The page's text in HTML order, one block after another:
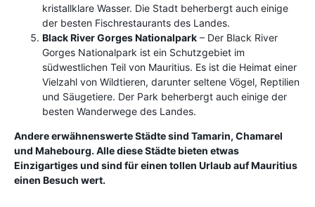
kristallklare Wasser. Die Stadt beherbergt auch einige
der besten Fischrestaurants des Landes.
Black River Gorges Nationalpark – Der Black River
Gorges Nationalpark ist ein Schutzgebiet im
südwestlichen Teil von Mauritius. Es ist die Heimat einer
Vielzahl von Wildtieren, darunter seltene Vögel, Reptilien
und Säugetiere. Der Park beherbergt auch einige der
besten Wanderwege des Landes.
Andere erwähnenswerte Städte sind Tamarin, Chamarel
und Mahebourg. Alle diese Städte bieten etwas
Einzigartiges und sind für einen tollen Urlaub auf Mauritius
einen Besuch wert.